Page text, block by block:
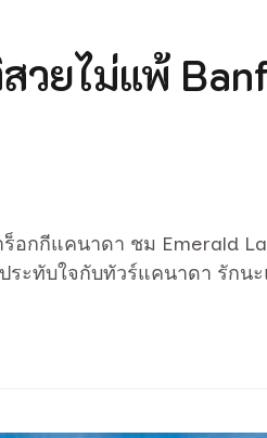
วยไม่แพ้
อกกีแคนาดา ชม Emerald
ระทับใจกับทัวร์แคนาดา รักน